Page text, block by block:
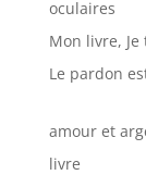
oculaires
Mon livre, Je
Le pardon
amour et
livre